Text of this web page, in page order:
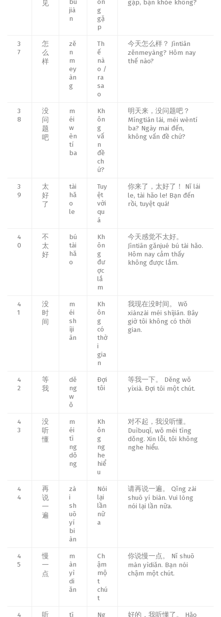
见
bú
jià
n
ôn
g
gặ
p
gặp, bạn khỏe không?
3
7
怎
么
样
zě
n
m
ey
àn
g
Th
ế
nà
o /
ra
sa
o
今天怎么样？ Jīntiān
zěnmeyàng? Hôm nay
thế nào?
3
8
没
问
题
吧
m
éi
w
èn
tí
ba
Kh
ôn
g
vấ
n
đề
ch
ứ?
明天来，没问题吧？
Míngtiān lái, méi wèntí
ba? Ngày mai đến,
không vấn đề chứ?
3
9
太
好
了
tài
hǎ
o
le
Tuy
ệt
vời
qu
á
你来了，太好了！ Nǐ lái
le, tài hǎo le! Bạn đến
rồi, tuyệt quá!
4
0
不
太
好
bú
tài
hǎ
o
Kh
ôn
g
đư
ợc
lắ
m
今天感觉不太好。
Jīntiān gǎnjué bú tài hǎo.
Hôm nay cảm thấy
không được lắm.
4
1
没
时
间
m
éi
sh
íji
ān
Kh
ôn
g
có
thờ
i
gia
n
我现在没时间。 Wǒ
xiànzài méi shíjiān. Bây
giờ tôi không có thời
gian.
4
2
等
我
dě
ng
w
ǒ
Đợi
tôi
等我一下。 Děng wǒ
yíxià. Đợi tôi một chút.
4
3
没
听
懂
m
éi
tī
ng
dǒ
ng
Kh
ôn
g
ng
he
hiể
u
对不起，我没听懂。
Duìbuqǐ, wǒ méi tīng
dǒng. Xin lỗi, tôi không
nghe hiểu.
4
4
再
说
一
遍
zà
i
sh
uō
yí
bi
àn
Nói
lại
lần
nữ
a
请再说一遍。 Qǐng zài
shuō yí biàn. Vui lòng
nói lại lần nữa.
4
5
慢
一
点
m
àn
yì
di
ǎn
Ch
ậm
mộ
t
chú
t
你说慢一点。 Nǐ shuō
màn yìdiǎn. Bạn nói
chậm một chút.
4
听
tī
Ng
好的，我听懂了。 Hǎo